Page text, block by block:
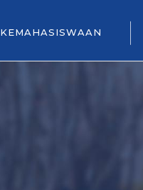
KEMAHASISWAAN